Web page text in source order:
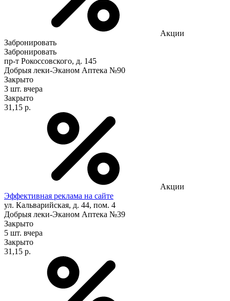
Акции
Забронировать
Забронировать
пр-т Рокоссовского, д. 145
Добрыя леки-Эканом Аптека №90
Закрыто
3 шт. вчера
Закрыто
31,15 р.
Акции
Эффективная реклама на сайте
ул. Кальварийская, д. 44, пом. 4
Добрыя леки-Эканом Аптека №39
Закрыто
5 шт. вчера
Закрыто
31,15 р.